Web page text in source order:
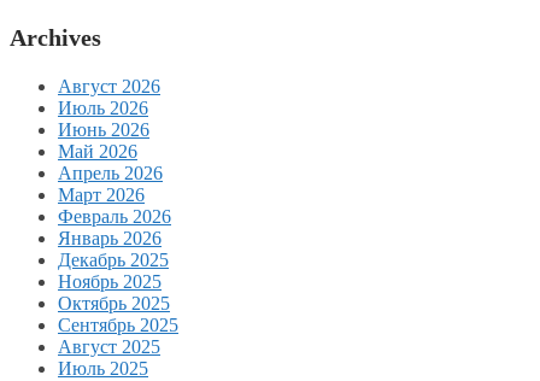
Archives
Август 2026
Июль 2026
Июнь 2026
Май 2026
Апрель 2026
Март 2026
Февраль 2026
Январь 2026
Декабрь 2025
Ноябрь 2025
Октябрь 2025
Сентябрь 2025
Август 2025
Июль 2025